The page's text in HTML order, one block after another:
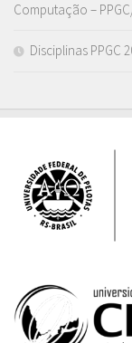
Computação –
Disciplinas PPGC